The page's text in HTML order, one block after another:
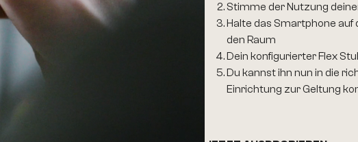
Stimme der Nutzung
Halte das Smartphone auf
den Raum
Dein konfigurierter Flex
Du kannst ihn nun in die
Einrichtung zur Geltung